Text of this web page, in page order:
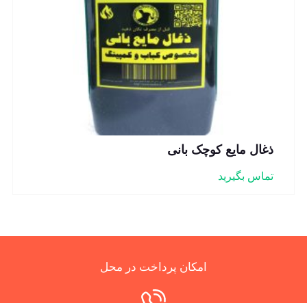
ذغال مایع کوچک بانی
تماس بگیرید
امکان پرداخت در محل